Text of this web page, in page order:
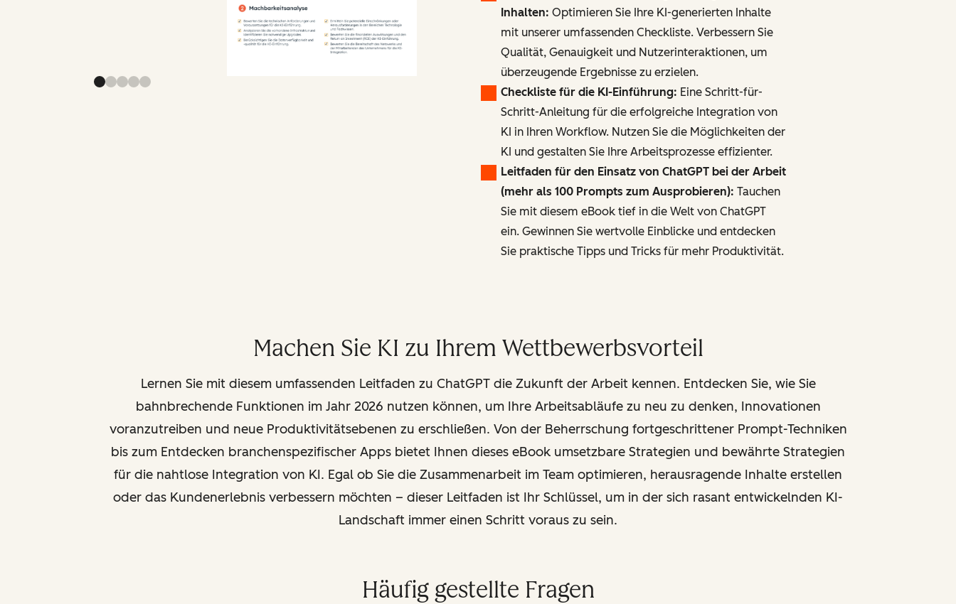
Inhalten: Optimieren Sie Ihre KI-generierten Inhalte
mit unserer umfassenden Checkliste. Verbessern Sie
Qualität, Genauigkeit und Nutzerinteraktionen, um
überzeugende Ergebnisse zu erzielen.
Checkliste für die KI-Einführung: Eine Schritt-für-
Schritt-Anleitung für die erfolgreiche Integration von
KI in Ihren Workflow. Nutzen Sie die Möglichkeiten der
KI und gestalten Sie Ihre Arbeitsprozesse effizienter.
Leitfaden für den Einsatz von ChatGPT bei der Arbeit
(mehr als 100 Prompts zum Ausprobieren): Tauchen
Sie mit diesem eBook tief in die Welt von ChatGPT
ein. Gewinnen Sie wertvolle Einblicke und entdecken
Sie praktische Tipps und Tricks für mehr Produktivität.
Machen Sie KI zu Ihrem Wettbewerbsvorteil
Lernen Sie mit diesem umfassenden Leitfaden zu ChatGPT die Zukunft der Arbeit kennen. Entdecken Sie, wie Sie
bahnbrechende Funktionen im Jahr 2026 nutzen können, um Ihre Arbeitsabläufe zu neu zu denken, Innovationen
voranzutreiben und neue Produktivitätsebenen zu erschließen. Von der Beherrschung fortgeschrittener Prompt-Techniken
bis zum Entdecken branchenspezifischer Apps bietet Ihnen dieses eBook umsetzbare Strategien und bewährte Strategien
für die nahtlose Integration von KI. Egal ob Sie die Zusammenarbeit im Team optimieren, herausragende Inhalte erstellen
oder das Kundenerlebnis verbessern möchten – dieser Leitfaden ist Ihr Schlüssel, um in der sich rasant entwickelnden KI-
Landschaft immer einen Schritt voraus zu sein.
Häufig gestellte Fragen